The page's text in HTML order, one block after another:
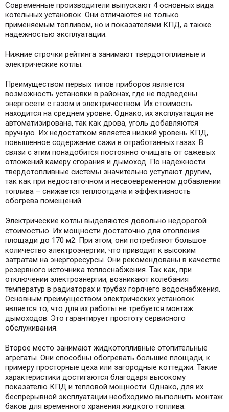
Современные производители выпускают 4 основных вида
котельных установок. Они отличаются не только
применяемым топливом, но и показателями КПД, а также
надежностью эксплуатации.
Нижние строчки рейтинга занимают твердотопливные и
электрические котлы.
Преимуществом первых типов приборов является
возможность установки в районах, где не подведены
энергосети с газом и электричеством. Их стоимость
находится на среднем уровне. Однако, их эксплуатация не
автоматизирована, так как дрова, уголь добавляются
вручную. Их недостатком является низкий уровень КПД,
повышенное содержание сажи в отработанных газах. В
связи с этим понадобится постоянно очищать от сажевых
отложений камеру сгорания и дымоход. По надёжности
твердотопливные системы значительно уступают другим,
так как при недостаточном и несвоевременном добавлении
топлива – снижается теплоотдача и эффективность
обогрева помещений.
Электрические котлы выделяются довольно недорогой
стоимостью. Их мощности достаточно для отопления
площади до 170 м2. При этом, они потребляют большое
количество электроэнергии, что приводит к высоким
затратам на энергоресурсы. Они рекомендованы в качестве
резервного источника теплоснабжения. Так как, при
отключении электроэнергии, возникают колебания
температур в радиаторах и трубах горячего водоснабжения.
Основным преимуществом электрических установок
является то, что для их работы не требуется монтаж
дымоходов. Это гарантирует простоту сервисного
обслуживания.
Второе место занимают жидкотопливные отопительные
агрегаты. Они способны обогревать большие площади, к
примеру просторные цеха или загородные коттеджи. Такие
характеристики достигаются благодаря высокому
показателю КПД и тепловой мощности. Однако, для их
беспрерывной эксплуатации необходимо выполнить монтаж
баков для временного хранения жидкого топлива.